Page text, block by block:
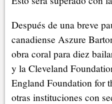
Después de una breve
canadiense Aszure
obra coral para diez
y la Cleveland
England Foundation for
otras instituciones con